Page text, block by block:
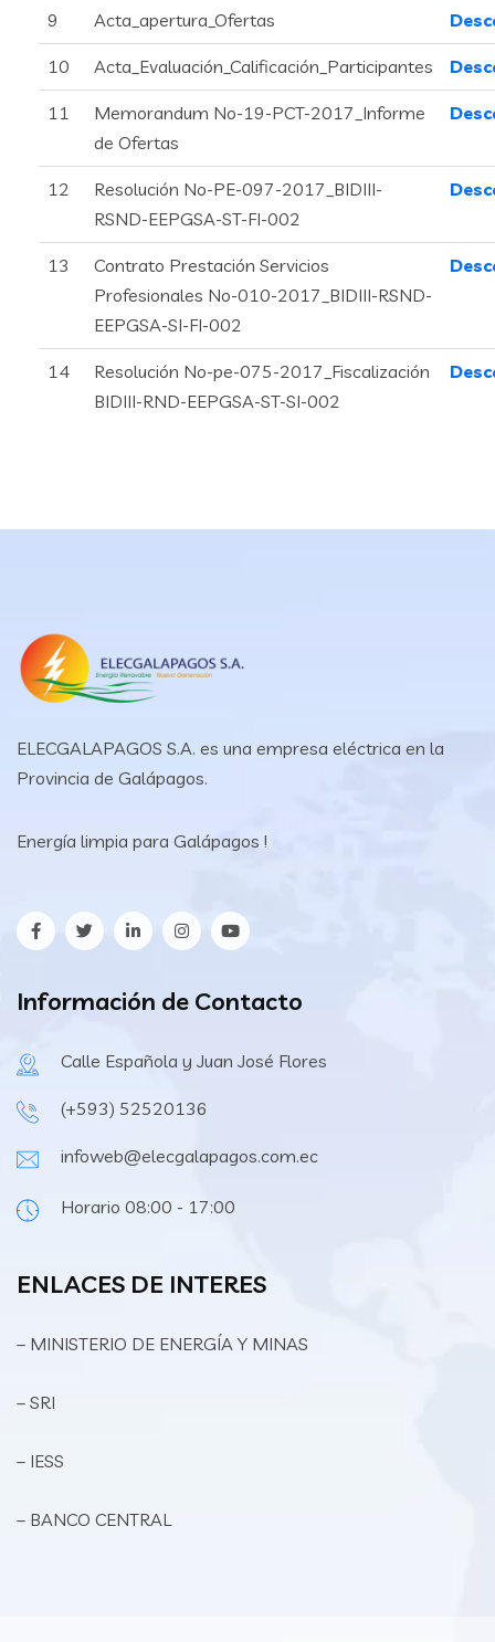
9 Acta_apertura_Ofertas
10 Acta_Evaluación_Calificación_Participantes
11
Memorandum No-19-PCT-2017_Informe
de Ofertas
12
Resolución No-PE-097-2017_BIDIII-
RSND-EEPGSA-ST-FI-002
13
Contrato Prestación Servicios
Profesionales No-010-2017_BIDIII-RSND-
EEPGSA-SI-FI-002
14
Resolución No-pe-075-2017_Fiscalización
BIDIII-RND-EEPGSA-ST-SI-002
ELECGALAPAGOS S.A. es una empresa eléctrica en la
Provincia de Galápagos.
Energía limpia para Galápagos !
Información de Contacto
Calle Española y Juan José Flores
(+593) 52520136
infoweb@elecgalapagos.com.ec
Horario 08:00 - 17:00
ENLACES DE INTERES
– MINISTERIO DE ENERGÍA Y MINAS
– SRI
– IESS
– BANCO CENTRAL